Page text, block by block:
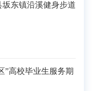
东镇沿溪健身步道
”高校毕业生服务期